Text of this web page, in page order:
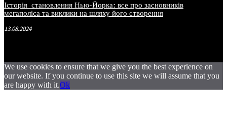
Історія становлення Нью-Йорка: все про засновників
мегаполіса та виклики на шляху його створення
13.08.2024
We use cookies to ensure that we give you the best experience on
our website. If you continue to use this site we will assume that you
are happy with it.Ok